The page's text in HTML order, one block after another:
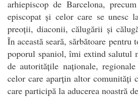
arhiepiscop de Barcelona,
episcopat și celor care se unesc
preoții, diaconii, călugării și
În această seară, sărbătoare pentru
poporul spaniol, îmi extind salutul
de autoritățile naționale,
celor care aparțin altor comunități
care participă la aducerea noastră